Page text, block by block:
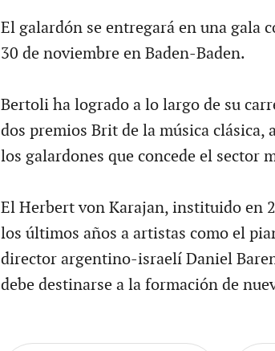
El galardón se entregará en una gala
30 de noviembre en Baden-Baden.
Bertoli ha logrado a lo largo de su
dos premios Brit de la música clásica,
los galardones que concede el sector
El Herbert von Karajan, instituido en
los últimos años a artistas como el
director argentino-israelí Daniel
debe destinarse a la formación de